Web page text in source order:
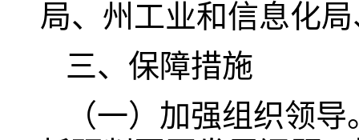
局、州工业和信息化
三、保障措施
（一）加强组织领